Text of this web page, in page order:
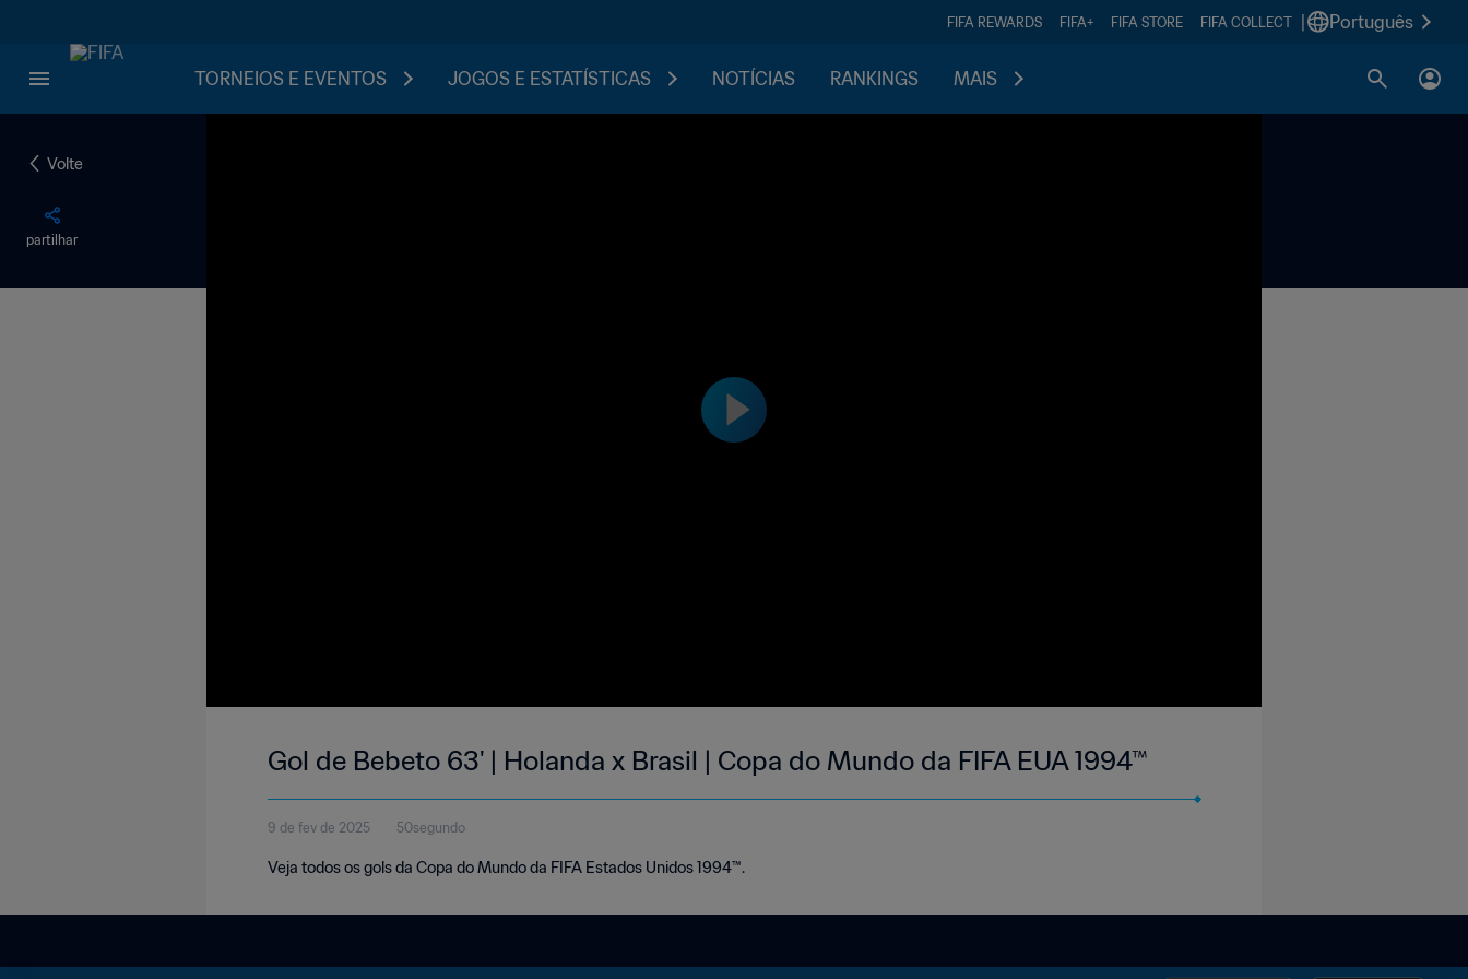
FIFA REWARDS FIFA+ FIFA STORE FIFA COLLECT Português
TORNEIOS E EVENTOS JOGOS E ESTATÍSTICAS NOTÍCIAS RANKINGS MAIS
Volte
partilhar
Gol de Bebeto 63' | Holanda x Brasil | Copa do Mundo da FIFA EUA 1994™
9 de fev de 2025 50segundo
Veja todos os gols da Copa do Mundo da FIFA Estados Unidos 1994™.